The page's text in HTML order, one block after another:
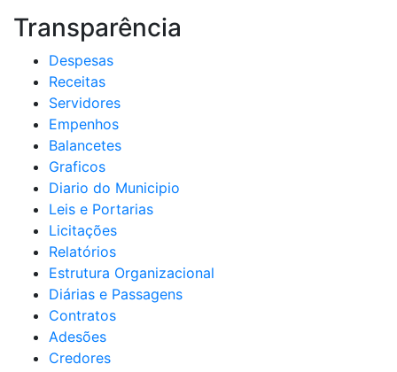
Transparência
Despesas
Receitas
Servidores
Empenhos
Balancetes
Graficos
Diario do Municipio
Leis e Portarias
Licitações
Relatórios
Estrutura Organizacional
Diárias e Passagens
Contratos
Adesões
Credores